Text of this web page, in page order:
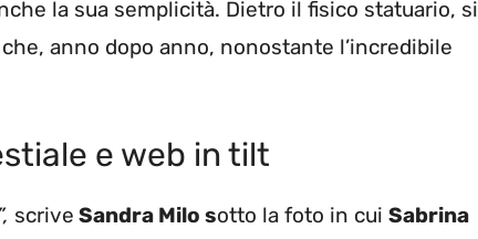
la sua semplicità. Dietro il fisico statuario, si
anno dopo anno, nonostante l’incredibile
e web in tilt
scrive Sandra Milo sotto la foto in cui Sabrina